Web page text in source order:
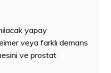
yapay
veya farklı demans
ve prostat